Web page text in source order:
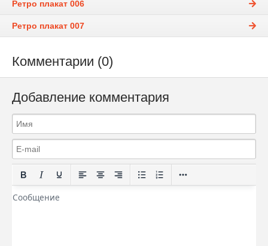
Ретро плакат 006
Ретро плакат 007
Комментарии (0)
Добавление комментария